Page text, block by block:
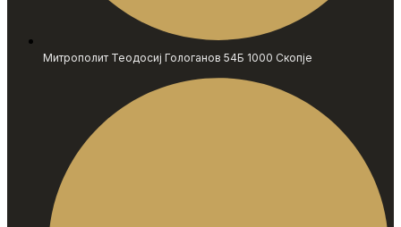
Митрополит Теодосиј Гологанов 54Б 1000 Скопје